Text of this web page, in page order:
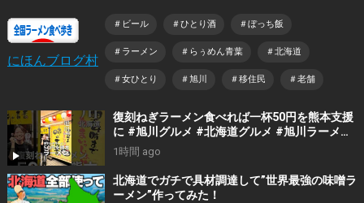
にほんブログ村
＃ビール ＃ひとり酒 ＃ぼっち飯
＃ラーメン ＃らぅめん青葉 ＃北海道
＃女ひとり ＃旭川 ＃移住民 ＃老舗
復刻ねぎラーメン食べれば一杯50円を熊本支援
に #旭川グルメ #北海道グルメ #旭川ラーメン
#北海道ラーメン
1時間 ago
北海道でガチで具材調達して”世界最強の味噌ラ
ーメン”作ってみた！